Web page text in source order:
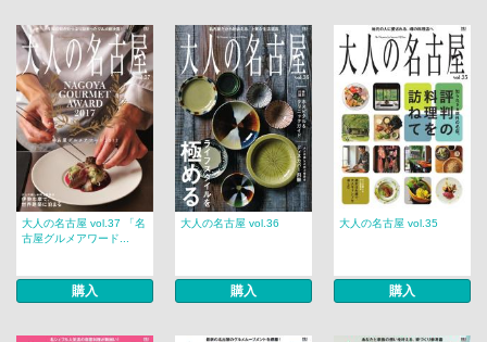
大人の名古屋 vol.37 「名
古屋グルメアワード...
購入
大人の名古屋 vol.36
購入
大人の名古屋 vol.35
購入